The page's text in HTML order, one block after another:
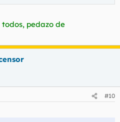
pedazo de
#10